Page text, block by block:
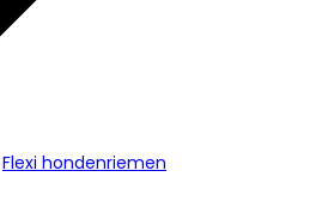
Flexi hondenriemen